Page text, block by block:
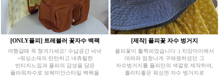
[ONLY플피] 트레블러 꽃자수 백팩
여행갈때 꼭 챙겨가세요! 수납공간 넉넉
+워싱소재의 탄탄하고 네츄럴한
빈티지느낌과 플피의 감성을 담은
플라워자수로 보헤미안스타일 백팩을
[제작] 플피꽃 자수 벙거지
플피꽃이 활짝피었습니다 :) 치앙마이에서
데려와 엄청나게 구매원하셨던 그
자수벙거지를 플피만의 색깔로 제작하여,
퀄리티좋은 워싱면 자수 벙거지로